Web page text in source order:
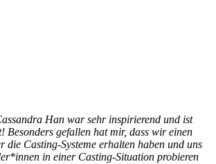
Han war sehr inspirierend und ist
Besonders gefallen hat mir, dass wir einen
die Casting-Systeme erhalten haben und uns
in einer Casting-Situation probieren